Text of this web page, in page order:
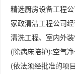
精选厨房设备工程公
家政清洁工程公司
清洗工程、室内外
(除病床陪护);空气
(依法须经批准的项